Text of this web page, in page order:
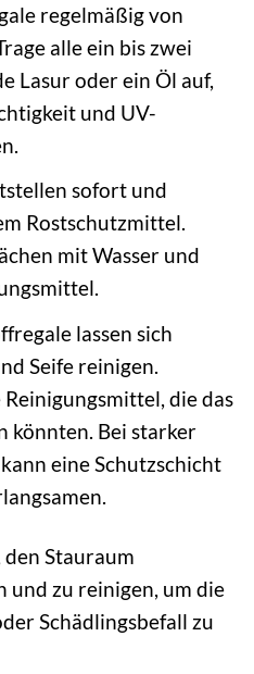
regelmäßig von
alle ein bis zwei
Lasur oder ein Öl auf,
und UV-
sofort und
Rostschutzmittel.
mit Wasser und
lassen sich
Seife reinigen.
die das
könnten. Bei starker
eine Schutzschicht
Stauraum
und zu reinigen, um die
Schädlingsbefall zu